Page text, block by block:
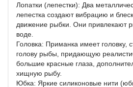
Лопатки (лепестки): Два
лепестка создают вибрацию и
движение рыбки. Они привлекают
воде.
Головка: Приманка имеет головку,
голову рыбы, придающую
большие красные глаза,
хищную рыбу.
Юбка: Яркие силиконовые нити